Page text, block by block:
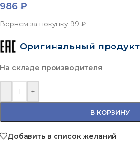
986 ₽
Вернем за покупку 99 ₽
Оригинальный продукт
На складе производителя
- +
В КОРЗИНУ
Добавить в список желаний